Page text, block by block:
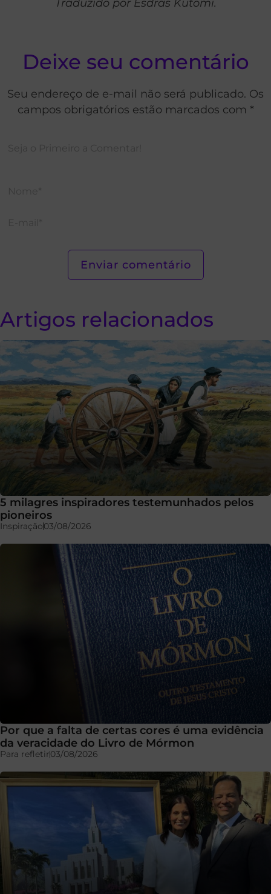
Deixe seu comentário
Seu endereço de e-mail não será publicado. Os
campos obrigatórios estão marcados com *
Artigos relacionados
5 milagres inspiradores testemunhados pelos
pioneiros
Inspiração03/08/2026
Por que a falta de certas cores é uma evidência
da veracidade do Livro de Mórmon
Para refletir03/08/2026